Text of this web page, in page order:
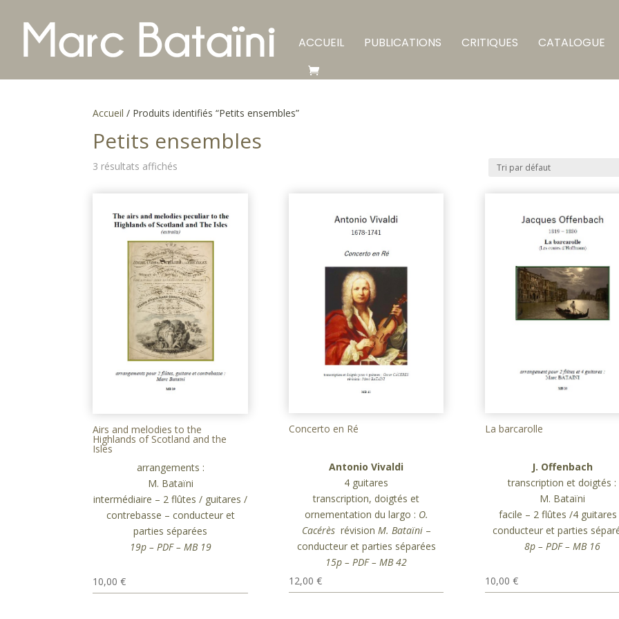
ACCUEIL PUBLICATIONS CRITIQUES CATALOGUE
Accueil / Produits identifiés “Petits ensembles”
Petits ensembles
3 résultats affichés
Airs and melodies to the
Highlands of Scotland and the
Isles
arrangements :
M. Bataïni
intermédiaire – 2 flûtes / guitares /
contrebasse – conducteur et
parties séparées
19p – PDF – MB 19
10,00€
Concerto en Ré
Antonio Vivaldi
4 guitares
transcription, doigtés et
ornementation du largo : O.
Cacérèsrévision M. Bataïni–
conducteur et parties séparées
15p – PDF – MB 42
12,00 €
La barcarolle
J. Offenbach
transcription et doigtés :
M. Bataïni
facile – 2 flûtes /4 guitares
conducteur et parties
8p – PDF – MB 16
10,00 €